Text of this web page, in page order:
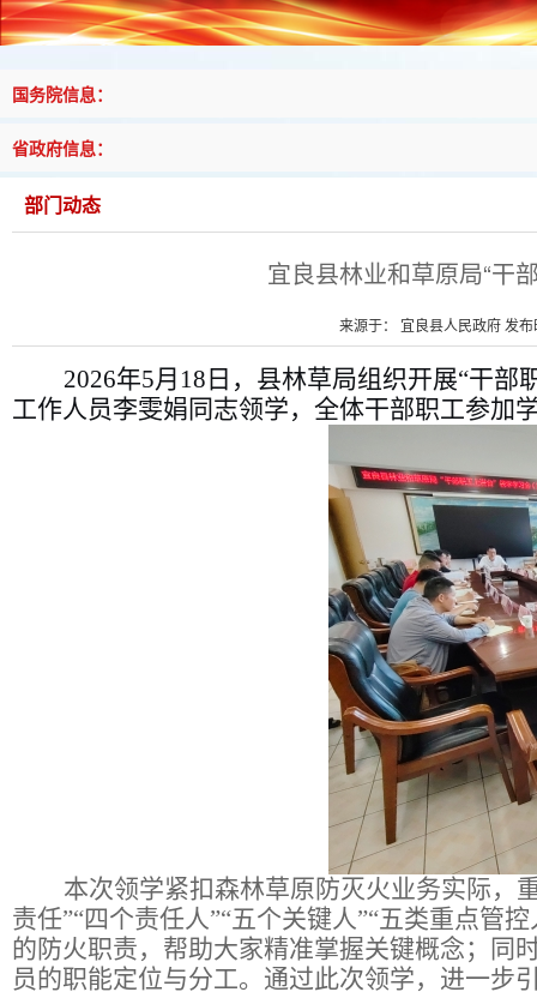
国务院信息：
省政府信息：
部门动态
宜良县林业和草原局“干
来源于： 宜良县人民政府 发
2026年5月 18 日，县林草局组织开展“干部
工作人员李雯娟同志领学，全体干部职工参加
本次领学紧扣森林草原防灭火业务实际，
责任”“四个责任人”“五个关键人”“五类重点管
的防火职责，帮助大家精准掌握关键概念；同
员的职能定位与分工。 通过此次领学，进一步